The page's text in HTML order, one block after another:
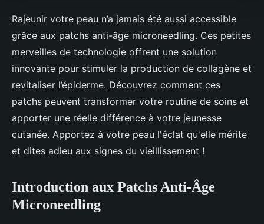
Rajeunir votre peau n’a jamais été aussi accessible
grâce aux patchs anti-âge microneedling. Ces petites
merveilles de technologie offrent une solution
innovante pour stimuler la production de collagène et
revitaliser l’épiderme. Découvrez comment ces
patchs peuvent transformer votre routine de soins et
apporter une réelle différence à votre jeunesse
cutanée. Apportez à votre peau l'éclat qu'elle mérite
et dites adieu aux signes du vieillissement !
Introduction aux Patchs Anti-Âge
Microneedling